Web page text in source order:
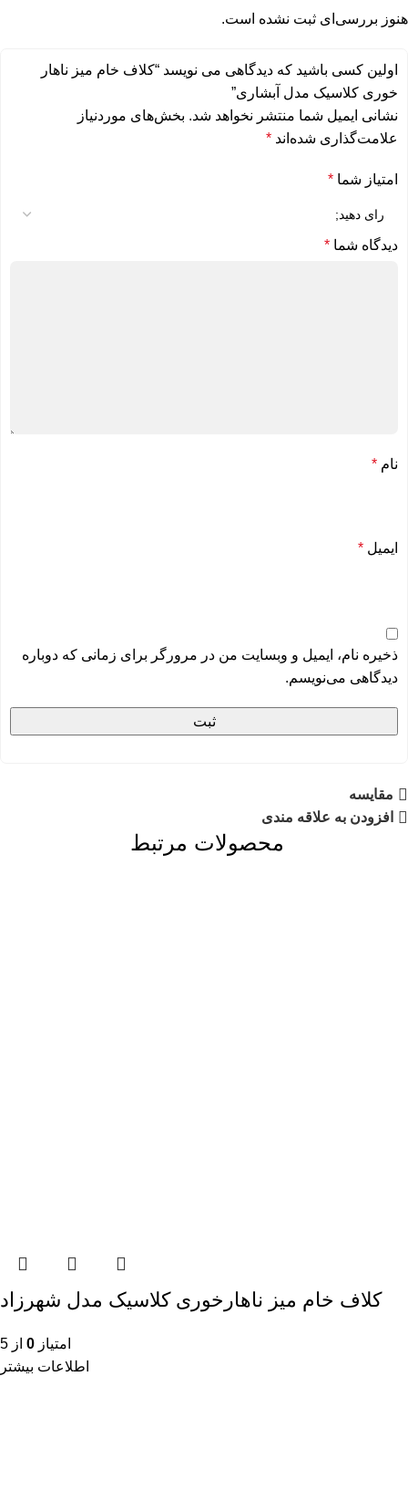
هنوز بررسی‌ای ثبت نشده است.
اولین کسی باشید که دیدگاهی می نویسد “کلاف خام میز ناهار
خوری کلاسیک مدل آبشاری”
نشانی ایمیل شما منتشر نخواهد شد. بخش‌های موردنیاز
علامت‌گذاری شده‌اند *
امتیاز شما *
دیدگاه شما *
نام *
ایمیل *
ذخیره نام، ایمیل و وبسایت من در مرورگر برای زمانی که دوباره
دیدگاهی می‌نویسم.
مقايسه
افزودن به علاقه مندی
محصولات مرتبط
کلاف خام میز ناهارخوری کلاسیک مدل شهرزاد
امتیاز 0 از 5
اطلاعات بیشتر